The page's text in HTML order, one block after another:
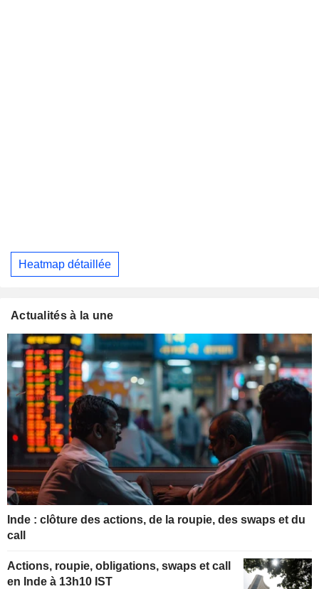
Heatmap détaillée
Actualités à la une
Inde : clôture des actions, de la roupie, des swaps et du
call
Actions, roupie, obligations, swaps et call
en Inde à 13h10 IST